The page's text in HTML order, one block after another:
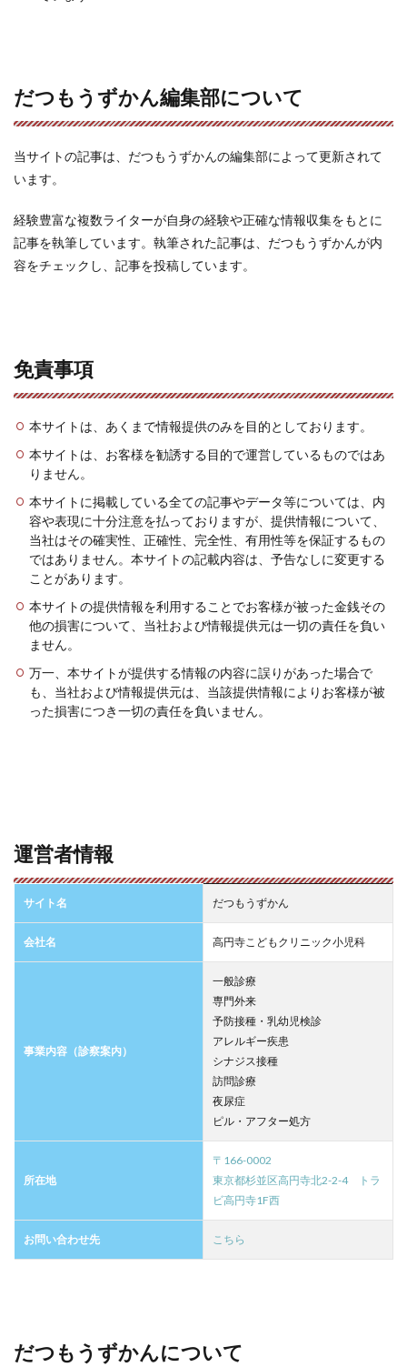
だつもうずかん編集部について
当サイトの記事は、だつもうずかんの編集部によって更新されて
います。
経験豊富な複数ライターが自身の経験や正確な情報収集をもとに
記事を執筆しています。執筆された記事は、だつもうずかんが内
容をチェックし、記事を投稿しています。
免責事項
本サイトは、あくまで情報提供のみを目的としております。
本サイトは、お客様を勧誘する目的で運営しているものではあ
りません。
本サイトに掲載している全ての記事やデータ等については、内
容や表現に十分注意を払っておりますが、提供情報について、
当社はその確実性、正確性、完全性、有用性等を保証するもの
ではありません。本サイトの記載内容は、予告なしに変更する
ことがあります。
本サイトの提供情報を利用することでお客様が被った金銭その
他の損害について、当社および情報提供元は一切の責任を負い
ません。
万一、本サイトが提供する情報の内容に誤りがあった場合で
も、当社および情報提供元は、当該提供情報によりお客様が被
った損害につき一切の責任を負いません。
運営者情報
サイト名 だつもうずかん
会社名 高円寺こどもクリニック小児科
事業内容（診察案内）
一般診療
専門外来
予防接種・乳幼児検診
アレルギー疾患
シナジス接種
訪問診療
夜尿症
ピル・アフター処方
所在地
〒166-0002
東京都杉並区高円寺北2-2-4 トラ
ビ高円寺1F西
お問い合わせ先 こちら
だつもうずかんについて